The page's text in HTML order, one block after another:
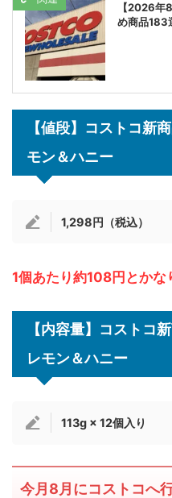
【2026年
め商品183
【値段】コストコ新
モン＆ハニー
1,298円（税込）
1個あたり約108円とかな
【内容量】コストコ
レモン＆ハニー
113g × 12個入り
今月8月にコストコへ